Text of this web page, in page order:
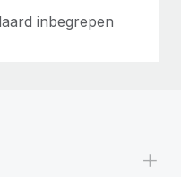
inbegrepen
+